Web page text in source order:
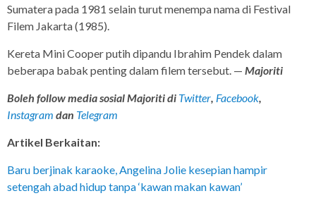
Sumatera pada 1981 selain turut menempa nama di Festival
Filem Jakarta (1985).
Kereta Mini Cooper putih dipandu Ibrahim Pendek dalam
beberapa babak penting dalam filem tersebut. — Majoriti
Boleh follow media sosial Majoriti di Twitter, Facebook,
Instagram dan Telegram
Artikel Berkaitan:
Baru berjinak karaoke, Angelina Jolie kesepian hampir
setengah abad hidup tanpa ‘kawan makan kawan’